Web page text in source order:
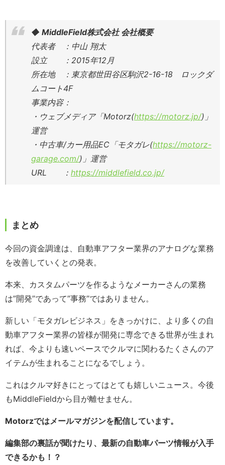
◆ MiddleField株式会社 会社概要
代表者 ：中山 翔太
設立 ：2015年12月
所在地 ：東京都世田谷区駒沢2-16-18 ロックダ
ムコート4F
事業内容：
・ウェブメディア「Motorz(https://motorz.jp/)」
運営
・中古車/カー用品EC「モタガレ(https://motorz-
garage.com/)」運営
URL ： https://middlefield.co.jp/
まとめ
今回の資金調達は、自動車アフター業界のアナログな業務
を改善していくとの発表。
本来、カスタムパーツを作るようなメーカーさんの業務
は”開発”であって”事務”ではありません。
新しい「モタガレビジネス」をきっかけに、より多くの自
動車アフター業界の皆様が開発に専念できる世界が生まれ
れば、今よりも速いペースでクルマに関わるたくさんのア
イテムが生まれることになるでしょう。
これはクルマ好きにとってはとても嬉しいニュース。今後
もMiddleFieldから目が離せません。
Motorzではメールマガジンを配信しています。
編集部の裏話が聞けたり、最新の自動車パーツ情報が入手
できるかも！？